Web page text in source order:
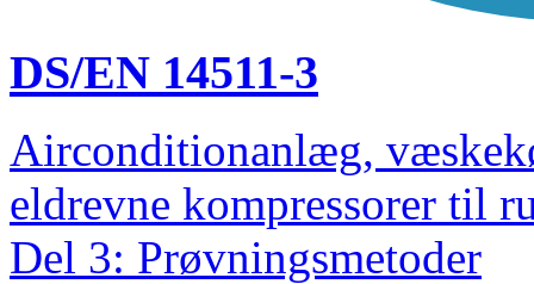
DS/EN 14511-3
Airconditionanlæg,
eldrevne kompressorer til
Del 3: Prøvningsmetoder